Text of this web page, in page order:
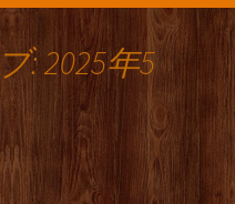
: 2025年5